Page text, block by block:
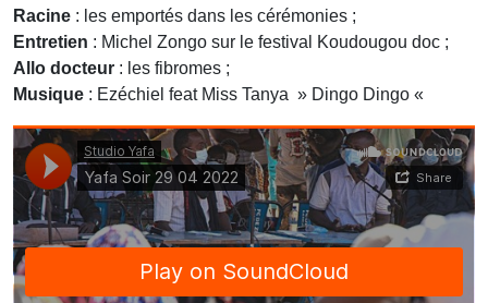
Racine : les emportés dans les cérémonies ;
Entretien : Michel Zongo sur le festival Koudougou doc ;
Allo docteur : les fibromes ;
Musique : Ezéchiel feat Miss Tanya » Dingo Dingo «